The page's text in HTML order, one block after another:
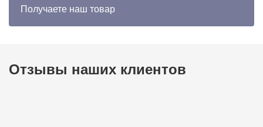
Получаете наш товар
Отзывы наших клиентов